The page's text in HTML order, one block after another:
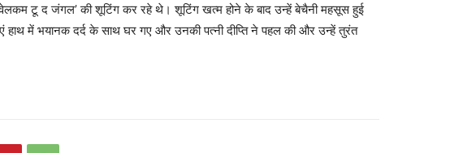
टू द जंगल’ की शूटिंग कर रहे थे। शूटिंग खत्म होने के बाद उन्हें बेचैनी महसूस हुई
में भयानक दर्द के साथ घर गए और उनकी पत्नी दीप्ति ने पहल की और उन्हें तुरंत